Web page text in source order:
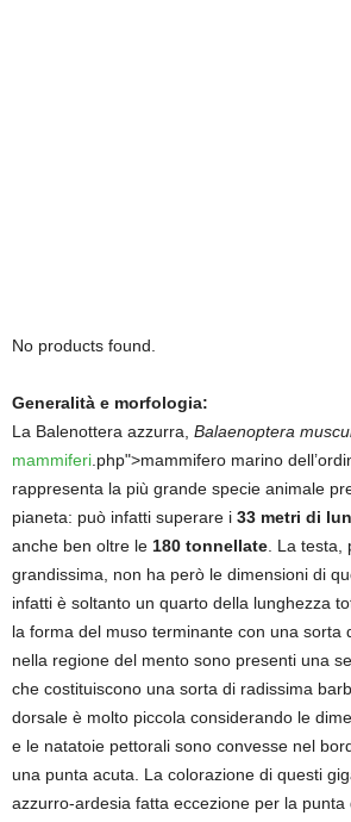
No products found.
Generalità e morfologia:
La Balenottera azzurra, Balaenoptera
mammiferi .php">mammifero marino
rappresenta la più grande specie animale
pianeta: può infatti superare i 33 metri di
anche ben oltre le 180 tonnellate . La
grandissima, non ha però le dimensioni di
infatti è soltanto un quarto della lunghezza
la forma del muso terminante con una sorta
nella regione del mento sono presenti una
che costituiscono una sorta di radissima
dorsale è molto piccola considerando le
e le natatoie pettorali sono convesse nel
una punta acuta. La colorazione di questi
azzurro-ardesia fatta eccezione per la punta